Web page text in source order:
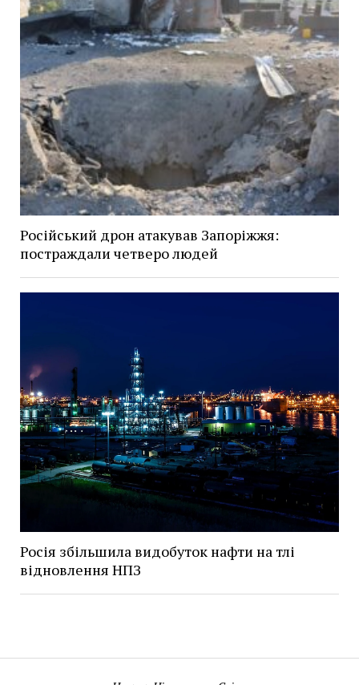
Російський дрон атакував Запоріжжя:
постраждали четверо людей
Росія збільшила видобуток нафти на тлі
відновлення НПЗ